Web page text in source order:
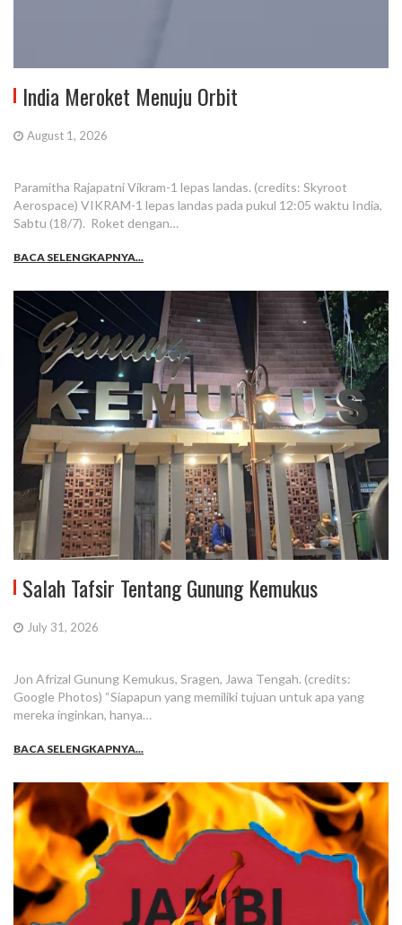
India Meroket Menuju Orbit
August 1, 2026
Paramitha Rajapatni Vikram-1 lepas landas. (credits: Skyroot
Aerospace) VIKRAM-1 lepas landas pada pukul 12:05 waktu India,
Sabtu (18/7). Roket dengan…
BACA SELENGKAPNYA...
Salah Tafsir Tentang Gunung Kemukus
July 31, 2026
Jon Afrizal Gunung Kemukus, Sragen, Jawa Tengah. (credits:
Google Photos) “Siapapun yang memiliki tujuan untuk apa yang
mereka inginkan, hanya…
BACA SELENGKAPNYA...